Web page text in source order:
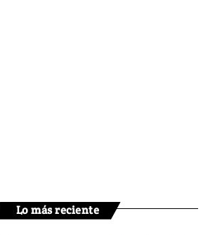
Lo más reciente